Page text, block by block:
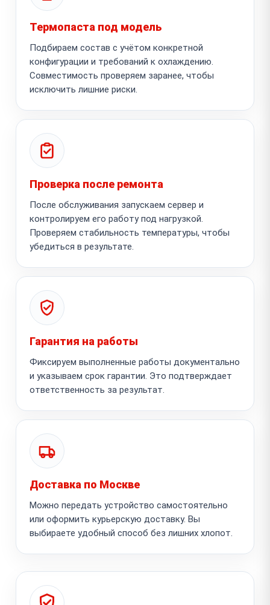
Термопаста под модель
Подбираем состав с учётом конкретной
конфигурации и требований к охлаждению.
Совместимость проверяем заранее, чтобы
исключить лишние риски.
Проверка после ремонта
После обслуживания запускаем сервер и
контролируем его работу под нагрузкой.
Проверяем стабильность температуры, чтобы
убедиться в результате.
Гарантия на работы
Фиксируем выполненные работы документально
и указываем срок гарантии. Это подтверждает
ответственность за результат.
Доставка по Москве
Можно передать устройство самостоятельно
или оформить курьерскую доставку. Вы
выбираете удобный способ без лишних хлопот.